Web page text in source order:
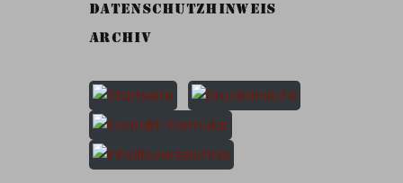
Datenschutzhinweis
Archiv